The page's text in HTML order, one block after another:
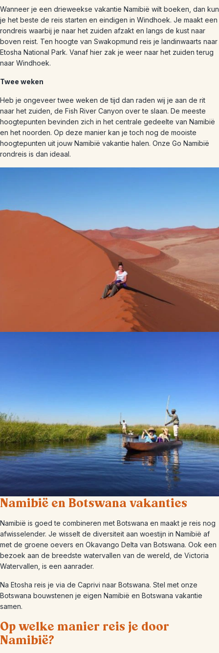
Wanneer je een drieweekse vakantie Namibië wilt boeken, dan kun
je het beste de reis starten en eindigen in Windhoek. Je maakt een
rondreis waarbij je naar het zuiden afzakt en langs de kust naar
boven reist. Ten hoogte van Swakopmund reis je landinwaarts naar
Etosha National Park. Vanaf hier zak je weer naar het zuiden terug
naar Windhoek.
Twee weken
Heb je ongeveer twee weken de tijd dan raden wij je aan de rit
naar het zuiden, de Fish River Canyon over te slaan. De meeste
hoogtepunten bevinden zich in het centrale gedeelte van Namibië
en het noorden. Op deze manier kan je toch nog de mooiste
hoogtepunten uit jouw Namibië vakantie halen. Onze Go Namibië
rondreis is dan ideaal.
Namibië en Botswana vakanties
Namibië is goed te combineren met Botswana en maakt je reis nog
afwisselender. Je wisselt de diversiteit aan woestijn in Namibië af
met de groene oevers en Okavango Delta van Botswana. Ook een
bezoek aan de breedste watervallen van de wereld, de Victoria
Watervallen, is een aanrader.
Na Etosha reis je via de Caprivi naar Botswana. Stel met onze
Botswana bouwstenen je eigen Namibië en Botswana vakantie
samen.
Op welke manier reis je door
Namibië?